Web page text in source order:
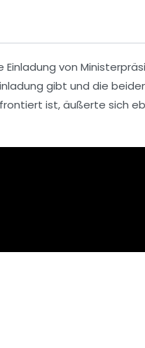
Einladung von
gibt und die
ist, äußerte sich